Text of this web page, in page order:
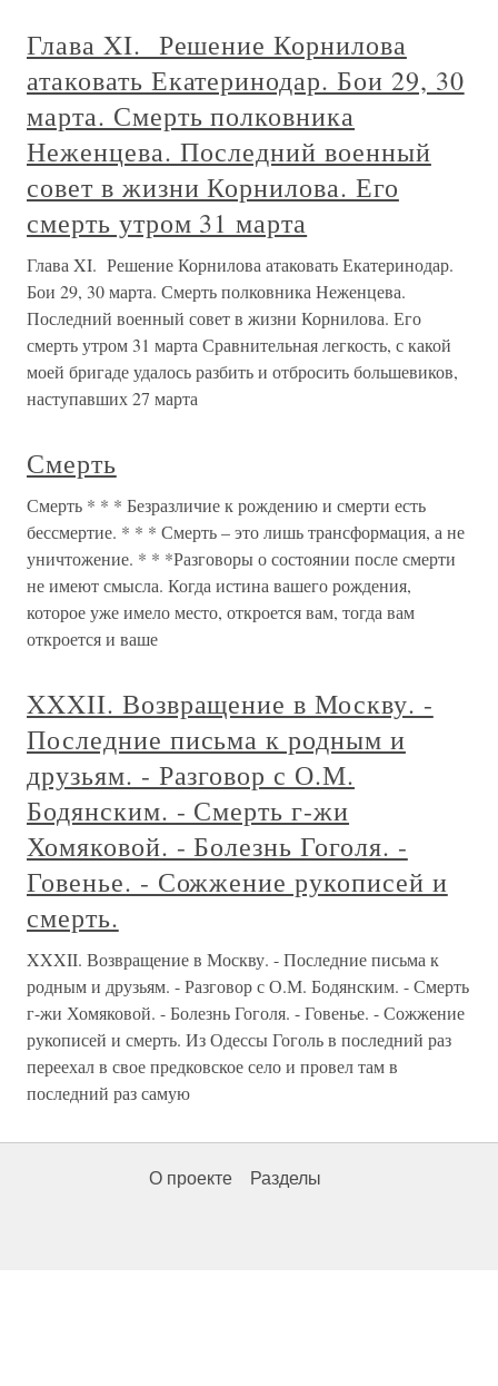
Глава XI. Решение Корнилова
атаковать Екатеринодар. Бои 29, 30
марта. Смерть полковника
Неженцева. Последний военный
совет в жизни Корнилова. Его
смерть утром 31 марта
Глава XI. Решение Корнилова атаковать Екатеринодар.
Бои 29, 30 марта. Смерть полковника Неженцева.
Последний военный совет в жизни Корнилова. Его
смерть утром 31 марта Сравнительная легкость, с какой
моей бригаде удалось разбить и отбросить большевиков,
наступавших 27 марта
Смерть
Смерть * * * Безразличие к рождению и смерти есть
бессмертие. * * * Смерть – это лишь трансформация, а не
уничтожение. * * *Разговоры о состоянии после смерти
не имеют смысла. Когда истина вашего рождения,
которое уже имело место, откроется вам, тогда вам
откроется и ваше
XXXII. Возвращение в Москву. -
Последние письма к родным и
друзьям. - Разговор с О.М.
Бодянским. - Смерть г-жи
Хомяковой. - Болезнь Гоголя. -
Говенье. - Сожжение рукописей и
смерть.
XXXII. Возвращение в Москву. - Последние письма к
родным и друзьям. - Разговор с О.М. Бодянским. - Смерть
г-жи Хомяковой. - Болезнь Гоголя. - Говенье. - Сожжение
рукописей и смерть. Из Одессы Гоголь в последний раз
переехал в свое предковское село и провел там в
последний раз самую
О проекте Разделы